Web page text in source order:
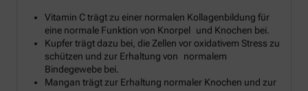
Vitamin C trägt zu einer normalen Kollagenbildung für
eine normale Funktion von Knorpel und Knochen bei.
Kupfer trägt dazu bei, die Zellen vor oxidativem Stress zu
schützen und zur Erhaltung von normalem
Bindegewebe bei.
Mangan trägt zur Erhaltung normaler Knochen und zur